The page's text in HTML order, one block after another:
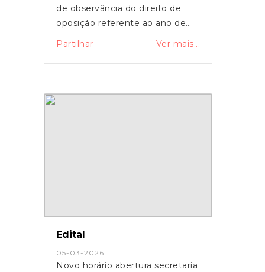
de observância do direito de
oposição referente ao ano de
2025
Partilhar Ver mais...
Edital
05-03-2026
Novo horário abertura secretaria